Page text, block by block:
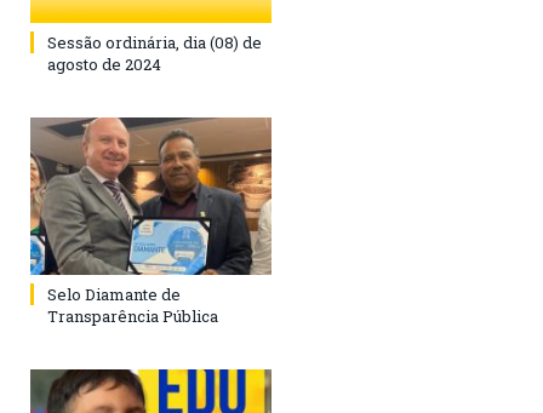
Sessão ordinária, dia (08) de
agosto de 2024
Selo Diamante de
Transparência Pública